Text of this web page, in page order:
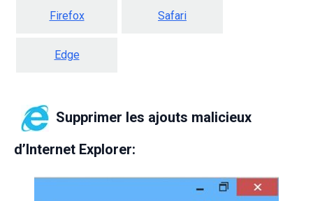
Firefox Safari
Edge
Supprimer les ajouts malicieux
d’Internet Explorer: